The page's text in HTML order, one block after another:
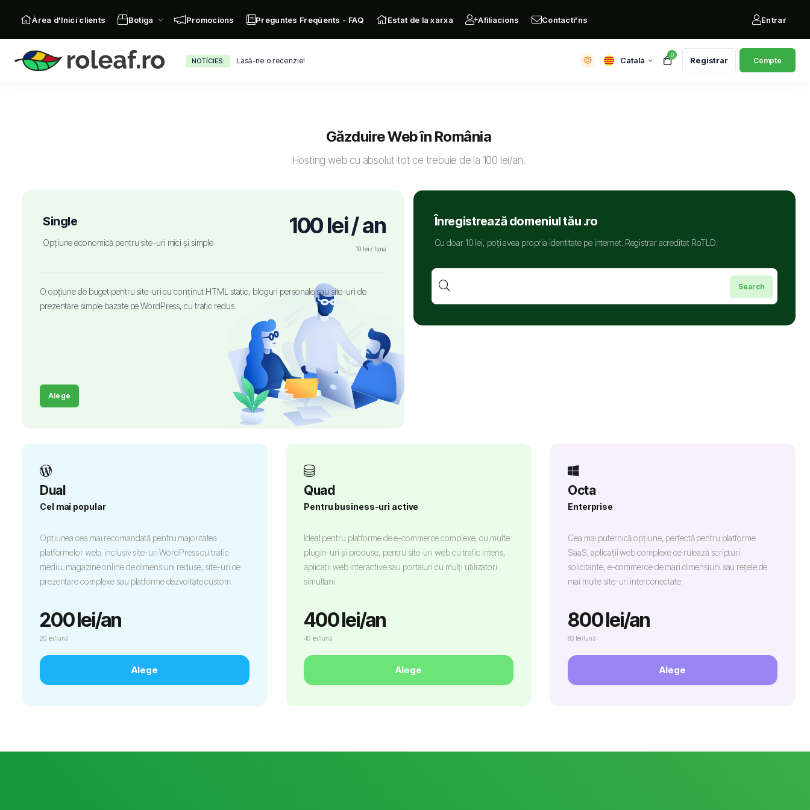
NOTÍCIES: Lasă-ne o recenzie! Català
0
Registrar Compte
Àrea d'Inici clients Botiga Promocions Preguntes Freqüents - FAQ Estat de la xarxa Afiliacions Contacti'ns Entrar
Găzduire Web în România
Hosting web cu absolut tot ce trebuie de la 100 lei/an.
Single
Opțiune economică pentru site-uri mici și simple
100 lei / an
10 lei / luna
O opțiune de buget pentru site-uri cu conținut HTML static, bloguri personale sau site-uri de
prezentare simple bazate pe WordPress, cu trafic redus.
Alege
Înregistrează domeniul tău .ro
Cu doar 10 lei, poți avea propria identitate pe internet. Registrar acreditat RoTLD.
Dual
Cel mai popular
Opțiunea cea mai recomandată pentru majoritatea
platformelor web, inclusiv site-uri WordPress cu trafic
mediu, magazine online de dimensiuni reduse, site-uri de
prezentare complexe sau platforme dezvoltate custom.
200 lei/an
20 lei/lună
Alege
Quad
Pentru business-uri active
Ideal pentru platforme de e-commerce complexe, cu multe
plugin-uri și produse, pentru site-uri web cu trafic intens,
aplicații web interactive sau portaluri cu mulți utilizatori
simultani.
400 lei/an
40 lei/lună
Alege
Octa
Enterprise
Cea mai puternică opțiune, perfectă pentru platforme
SaaS, aplicații web complexe ce rulează scripturi
solicitante, e-commerce de mari dimensiuni sau rețele de
mai multe site-uri interconectate.
800 lei/an
80 lei/lună
Alege